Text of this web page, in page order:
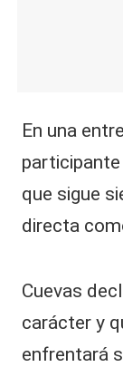
En una
participante
que sigue
directa
Cuevas
carácter y
enfrentará